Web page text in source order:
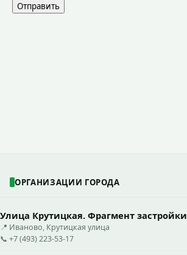
Отправить
ОРГАНИЗАЦИИ ГОРОДА
Улица Крутицкая. Фрагмент застройки
📍 Иваново, Крутицкая улица
📞 +7 (493) 223-53-17